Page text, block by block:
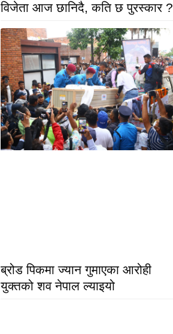
विजेता आज छानिदै, कति छ पुरस्कार ?
ब्रोड पिकमा ज्यान गुमाएका आरोही
युक्तको शव नेपाल ल्याइयो